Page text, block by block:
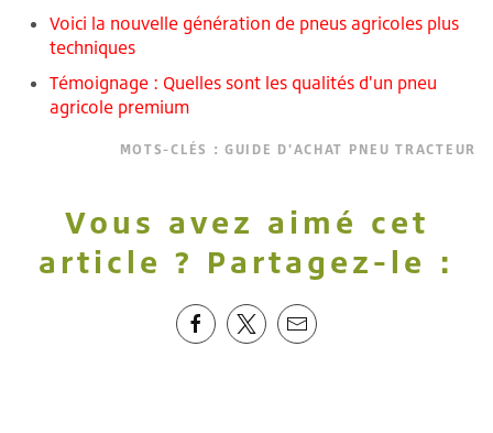
Voici la nouvelle génération de pneus agricoles plus
techniques
Témoignage : Quelles sont les qualités d'un pneu
agricole premium
MOTS-CLÉS :GUIDE D'ACHAT PNEU TRACTEUR
Vous avez aimé cet
article ? Partagez-le :